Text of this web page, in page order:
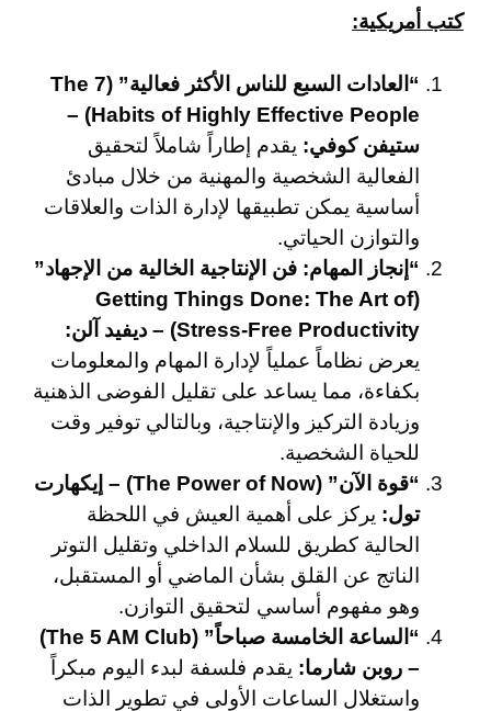
كتب أمريكية:
“العادات السبع للناس الأكثر فعالية” (The 7
Habits of Highly Effective People) –
ستيفن كوفي: يقدم إطاراً شاملاً لتحقيق
الفعالية الشخصية والمهنية من خلال مبادئ
أساسية يمكن تطبيقها لإدارة الذات والعلاقات
والتوازن الحياتي.
“إنجاز المهام: فن الإنتاجية الخالية من الإجهاد”
(Getting Things Done: The Art of
Stress-Free Productivity) – ديفيد آلن:
يعرض نظاماً عملياً لإدارة المهام والمعلومات
بكفاءة، مما يساعد على تقليل الفوضى الذهنية
وزيادة التركيز والإنتاجية، وبالتالي توفير وقت
للحياة الشخصية.
“قوة الآن” (The Power of Now) – إيكهارت
تول: يركز على أهمية العيش في اللحظة
الحالية كطريق للسلام الداخلي وتقليل التوتر
الناتج عن القلق بشأن الماضي أو المستقبل،
وهو مفهوم أساسي لتحقيق التوازن.
“الساعة الخامسة صباحاً” (The 5 AM Club)
– روبن شارما: يقدم فلسفة لبدء اليوم مبكراً
واستغلال الساعات الأولى في تطوير الذات